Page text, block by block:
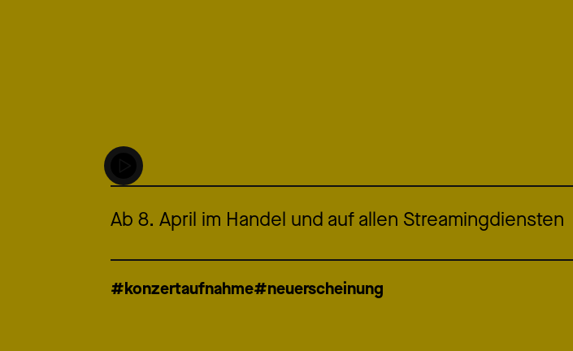
Ab 8. April im Handel und auf allen Streamingdiensten
#konzertaufnahme#neuerscheinung